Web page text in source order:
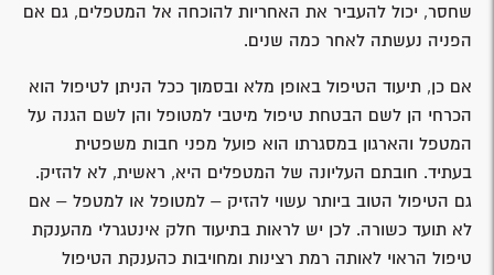
שחסר, יכול להעביר את האחריות להוכחה אל המטפלים, גם אם
הפניה נעשתה לאחר כמה שנים.
אם כן, תיעוד הטיפול באופן מלא ובסמוך ככל הניתן לטיפול הוא
הכרחי הן לשם הבטחת טיפול מיטבי למטופל והן לשם הגנה על
המטפל והארגון במסגרתו הוא פועל מפני חבות משפטית
בעתיד. חובתם העליונה של המטפלים היא, ראשית, לא להזיק.
גם הטיפול הטוב ביותר עשוי להזיק – למטופל או למטפל – אם
לא תועד כשורה. לכן יש לראות בתיעוד חלק אינטגרלי מהענקת
טיפול הראוי לאותה רמת רצינות ומחויבות כהענקת הטיפול